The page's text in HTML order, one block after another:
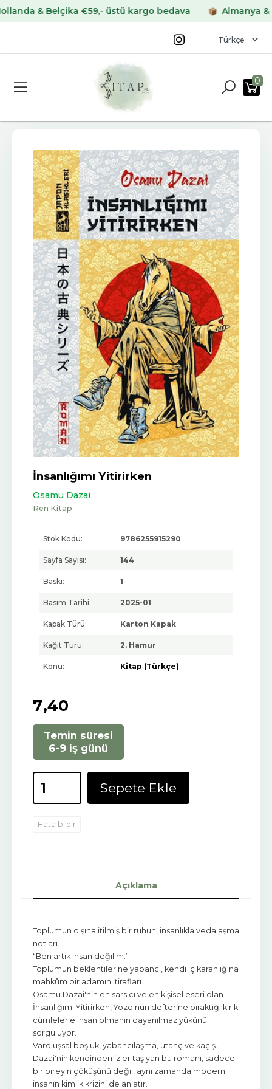
& Belçika €59,- üstü kargo bedava Almanya &
0
İnsanlığımı Yitirirken
Osamu Dazai
Ren Kitap
Stok Kodu: 9786255915290
Sayfa Sayısı: 144
Baskı: 1
Basım Tarihi: 2025-01
Kapak Türü: Karton Kapak
Kağıt Türü: 2. Hamur
Konu: Kitap (Türkçe)
7,40
Temin süresi
6-9 iş günü
Sepete Ekle
Hata bildir
Açıklama
Toplumun dışına itilmiş bir ruhun, insanlıkla vedalaşma
notları…
“Ben artık insan değilim.”
Toplumun beklentilerine yabancı, kendi iç karanlığına
mahkûm bir adamın itirafları…
Osamu Dazai'nin en sarsıcı ve en kişisel eseri olan
İnsanlığımı Yitirirken, Yozo'nun defterine bıraktığı kırık
cümlelerle insan olmanın dayanılmaz yükünü
sorguluyor.
Varoluşsal boşluk, yabancılaşma, utanç ve kaçış…
Dazai'nin kendinden izler taşıyan bu romanı, sadece
bir bireyin çöküşünü değil, aynı zamanda modern
insanın kimlik krizini de anlatır.